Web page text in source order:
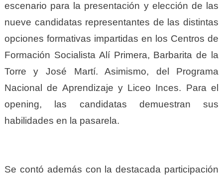
escenario para la presentación y elección de las
nueve candidatas representantes de las distintas
opciones formativas impartidas en los Centros de
Formación Socialista Alí Primera, Barbarita de la
Torre y José Martí. Asimismo, del Programa
Nacional de Aprendizaje y Liceo Inces. Para el
opening, las candidatas demuestran sus
habilidades en la pasarela.
Se contó además con la destacada participación